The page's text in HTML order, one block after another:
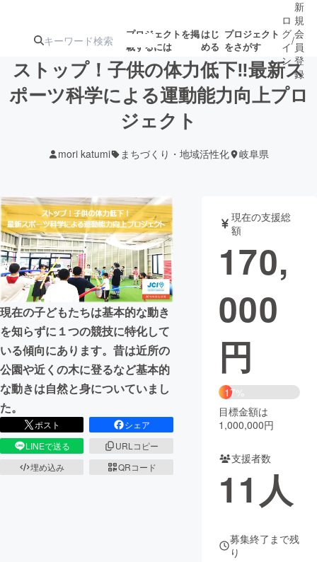
プロジェクトを掲
載するには
はじ
める
プロジェクト
をさがす
注目の新着プロ募集終了が近いプ
テクノロジー・ガジェット
映像・映画 書籍・雑誌
ビジネス・起業 チャレンジ
まちづくり・地域活性化
CAMPFIRE for Social Good
CAMPFIRE Creation
コミュニティ
ロ
グ
イ
ン
/
新
規
会
員
登
録
ストップ！子供の体力低下‼最新ス
ポーツ科学による運動能力向上プロ
ジェクト
mori katumi まちづくり・地域活性化 岐阜県
現在の子どもたちは基本的な動き
を知らずに１つの競技に特化して
いる傾向にあります。昔は近所の
公園や近くの木に登るなど基本的
な動きは自然と身についていまし
た。
ポスト
シェア
LINEで送る
URLコピー
埋め込み
QRコード
現在の支援総
額
170,
000
円
17%
目標金額は
1,000,000円
支援者数
11 人
募集終了まで残
り